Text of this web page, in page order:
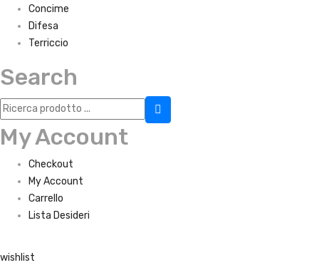
Concime
Difesa
Terriccio
Search
My Account
Checkout
My Account
Carrello
Lista Desideri
wishlist